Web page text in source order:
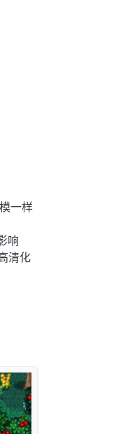
一样
响
清化